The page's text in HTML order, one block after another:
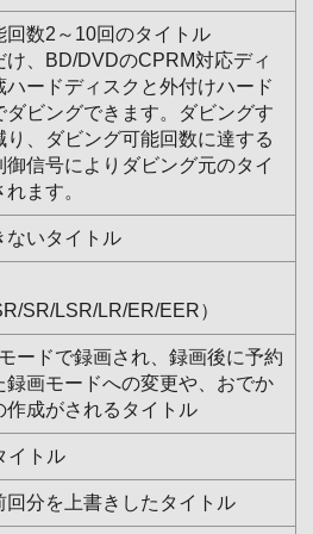
回数2～10回のタイトル
け、BD/DVDのCPRM対応ディ
ハードディスクと外付けハード
ダビングできます。ダビングす
り、ダビング可能回数に達する
御信号によりダビング元のタイ
ます。
ないタイトル
SR/LSR/LR/ER/EER）
ードで録画され、録画後に予約
録画モードへの変更や、おでか
作成がされるタイトル
イトル
回分を上書きしたタイトル